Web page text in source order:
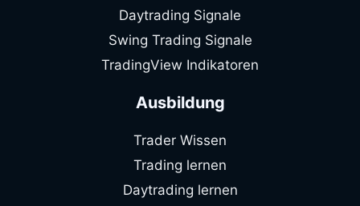
Daytrading Signale
Swing Trading Signale
TradingView Indikatoren
Ausbildung
Trader Wissen
Trading lernen
Daytrading lernen